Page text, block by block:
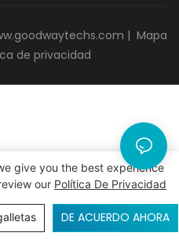
| Mapa
de privacidad
give you the best experience
our Política De Privacidad
DE ACUERDO AHORA